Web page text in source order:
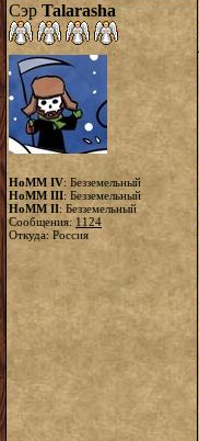
Сэр Talarasha
HoMM IV: Безземельный
HoMM III: Безземельный
HoMM II: Безземельный
Сообщения: 1124
Откуда: Россия